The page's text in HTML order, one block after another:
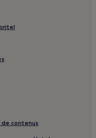
contenus